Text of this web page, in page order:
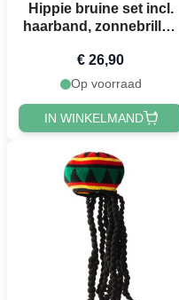
Hippie bruine set incl.
haarband, zonnebrillen
vrouwen
€ 26,90
Op voorraad
IN WINKELMAND